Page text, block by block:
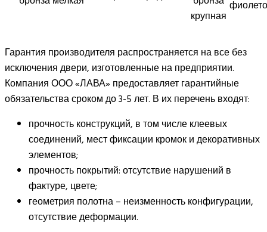
крупная
Гарантия производителя распространяется на все без
исключения двери, изготовленные на предприятии.
Компания ООО «ЛАВА» предоставляет гарантийные
обязательства сроком до 3-5 лет. В их перечень входят:
прочность конструкций, в том числе клеевых
соединений, мест фиксации кромок и декоративных
элементов;
прочность покрытий: отсутствие нарушений в
фактуре, цвете;
геометрия полотна – неизменность конфигурации,
отсутствие деформации.